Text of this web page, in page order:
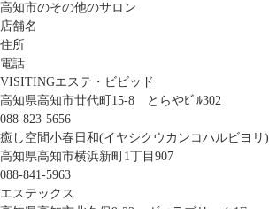
高知市のその他のサロン
店舗名
住所
電話
VISITINGエステ・ビビッド
高知県高知市廿代町15-8 とらやﾋﾞﾙ302
088-823-5656
癒し空間小春日和(イヤシクウカンコハルビヨリ)
高知県高知市横浜新町1丁目907
088-841-5963
エステックス